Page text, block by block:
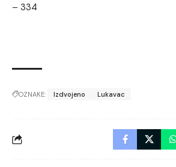
– 334
OZNAKE: Izdvojeno Lukavac